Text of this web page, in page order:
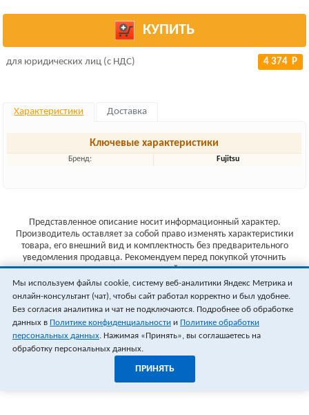
КУПИТЬ
для юридических лиц (с НДС) 4 374 Р
Характеристики Доставка
Ключевые характеристики
Бренд: Fujitsu
Представленное описание носит информационный характер.
Производитель оставляет за собой право изменять характеристики
товара, его внешний вид и комплектность без предварительного
уведомления продавца. Рекомендуем перед покупкой уточнить
характеристики товара на сайте производителя.
Указанные цены не являются публичной офертой (ст.435 ГК РФ).
Стоимость и наличие товара уточняйте у менеджера.
Мы используем файлы cookie, систему веб-аналитики Яндекс Метрика и
онлайн-консультант (чат), чтобы сайт работал корректно и был удобнее.
Без согласия аналитика и чат не подключаются. Подробнее об обработке
данных в Политике конфиденциальности и Политике обработки
персональных данных. Нажимая «Принять», вы соглашаетесь на
обработку персональных данных.
ПРИНЯТЬ